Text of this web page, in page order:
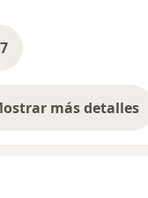
más detalles
sobre la